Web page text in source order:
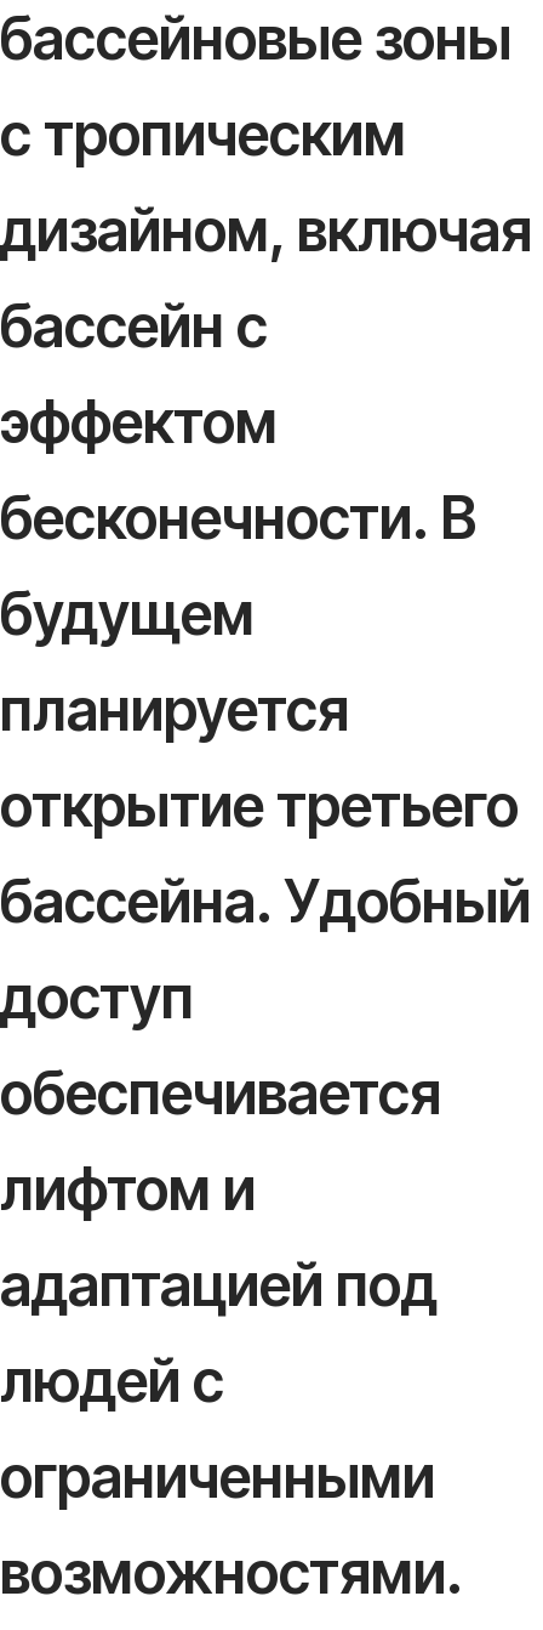
бассейновые зоны
с тропическим
дизайном, включая
бассейн с
эффектом
бесконечности. В
будущем
планируется
открытие третьего
бассейна. Удобный
доступ
обеспечивается
лифтом и
адаптацией под
людей с
ограниченными
возможностями.